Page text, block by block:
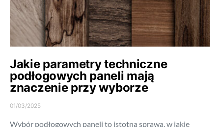
Jakie parametry techniczne
podłogowych paneli mają
znaczenie przy wyborze
01/03/2025
Wybór podłogowych paneli to istotna sprawa, w jakie